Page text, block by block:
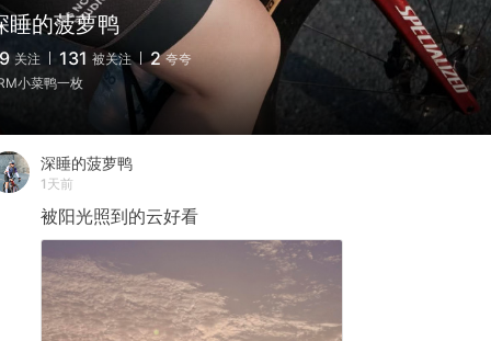
睡的菠萝鸭
关注 131 被关注 2 夸夸
小菜鸭一枚
深睡的菠萝鸭
1天前
被阳光照到的云好看